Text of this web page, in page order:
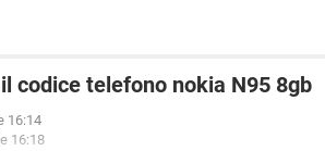
codice telefono nokia N95 8gb
16:14
16:18